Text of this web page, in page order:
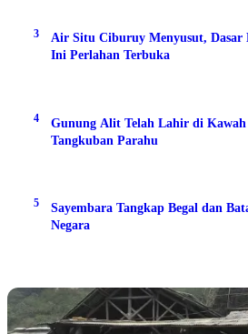
3
Air Situ Ciburuy Menyusut, Dasar
Ini Perlahan Terbuka
4
Gunung Alit Telah Lahir di
Tangkuban Parahu
5
Sayembara Tangkap Begal dan
Negara